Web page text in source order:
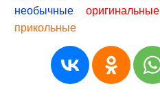
необычные
оригинальные
прикольные